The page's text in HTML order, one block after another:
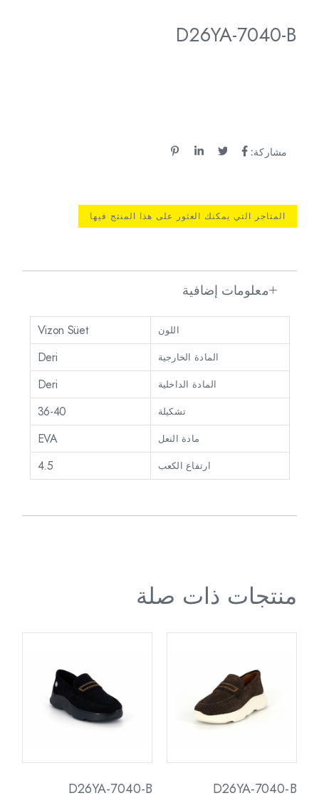
D26YA-7040-B
مشاركة:
المتاجر التي يمكنك العثور على هذا المنتج فيها
معلومات إضافية
اللون Vizon Süet
المادة الخارجية Deri
المادة الداخلية Deri
تشكيلة 36-40
مادة النعل EVA
ارتفاع الكعب 4.5
منتجات ذات صلة
D26YA-7040-B
D26YA-7040-B